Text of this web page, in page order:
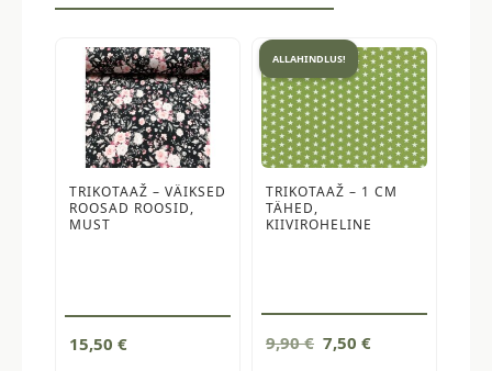
TRIKOTAAŽ – VÄIKSED
ROOSAD ROOSID,
MUST
15,50 €
ALLAHINDLUS!
TRIKOTAAŽ – 1 CM
TÄHED,
KIIVIROHELINE
9,90€ Algne
7,50 €Current